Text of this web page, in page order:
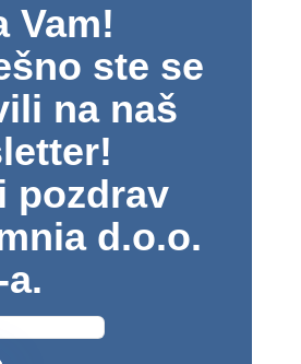
Vam!
ste se
na naš
pozdrav
d.o.o.